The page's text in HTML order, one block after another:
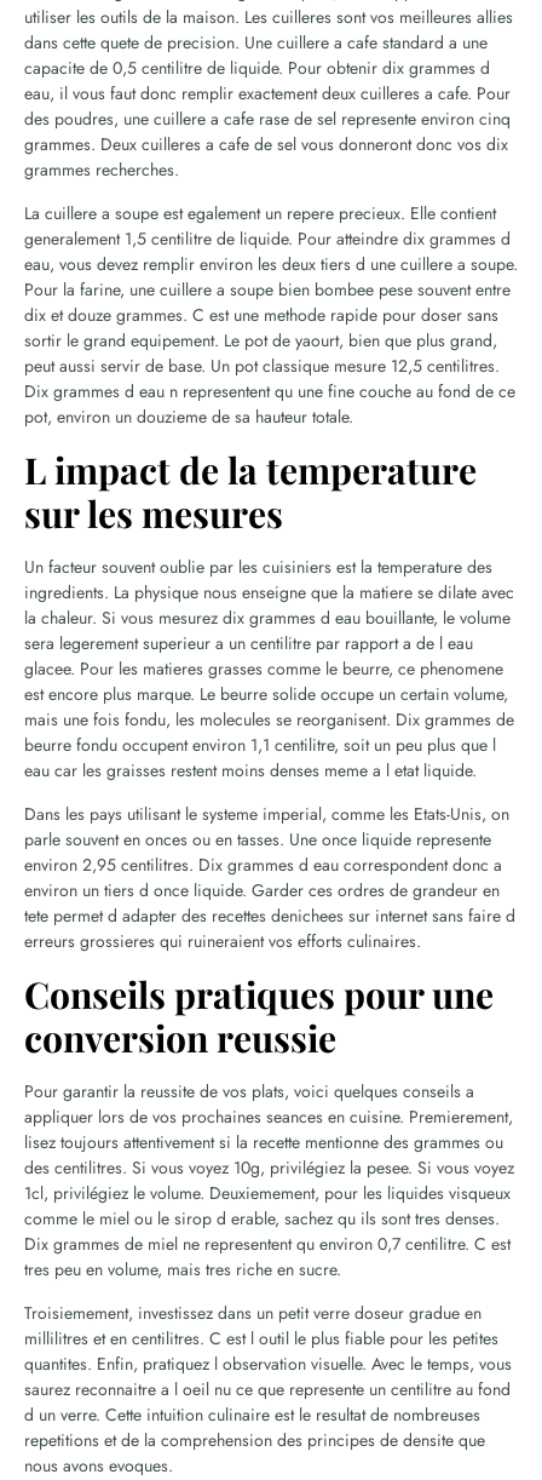
utiliser les outils de la maison. Les cuilleres sont vos meilleures allies
dans cette quete de precision. Une cuillere a cafe standard a une
capacite de 0,5 centilitre de liquide. Pour obtenir dix grammes d
eau, il vous faut donc remplir exactement deux cuilleres a cafe. Pour
des poudres, une cuillere a cafe rase de sel represente environ cinq
grammes. Deux cuilleres a cafe de sel vous donneront donc vos dix
grammes recherches.
La cuillere a soupe est egalement un repere precieux. Elle contient
generalement 1,5 centilitre de liquide. Pour atteindre dix grammes d
eau, vous devez remplir environ les deux tiers d une cuillere a soupe.
Pour la farine, une cuillere a soupe bien bombee pese souvent entre
dix et douze grammes. C est une methode rapide pour doser sans
sortir le grand equipement. Le pot de yaourt, bien que plus grand,
peut aussi servir de base. Un pot classique mesure 12,5 centilitres.
Dix grammes d eau n representent qu une fine couche au fond de ce
pot, environ un douzieme de sa hauteur totale.
L impact de la temperature
sur les mesures
Un facteur souvent oublie par les cuisiniers est la temperature des
ingredients. La physique nous enseigne que la matiere se dilate avec
la chaleur. Si vous mesurez dix grammes d eau bouillante, le volume
sera legerement superieur a un centilitre par rapport a de l eau
glacee. Pour les matieres grasses comme le beurre, ce phenomene
est encore plus marque. Le beurre solide occupe un certain volume,
mais une fois fondu, les molecules se reorganisent. Dix grammes de
beurre fondu occupent environ 1,1 centilitre, soit un peu plus que l
eau car les graisses restent moins denses meme a l etat liquide.
Dans les pays utilisant le systeme imperial, comme les Etats-Unis, on
parle souvent en onces ou en tasses. Une once liquide represente
environ 2,95 centilitres. Dix grammes d eau correspondent donc a
environ un tiers d once liquide. Garder ces ordres de grandeur en
tete permet d adapter des recettes denichees sur internet sans faire d
erreurs grossieres qui ruineraient vos efforts culinaires.
Conseils pratiques pour une
conversion reussie
Pour garantir la reussite de vos plats, voici quelques conseils a
appliquer lors de vos prochaines seances en cuisine. Premierement,
lisez toujours attentivement si la recette mentionne des grammes ou
des centilitres. Si vous voyez 10g, privilégiez la pesee. Si vous voyez
1cl, privilégiez le volume. Deuxiemement, pour les liquides visqueux
comme le miel ou le sirop d erable, sachez qu ils sont tres denses.
Dix grammes de miel ne representent qu environ 0,7 centilitre. C est
tres peu en volume, mais tres riche en sucre.
Troisiemement, investissez dans un petit verre doseur gradue en
millilitres et en centilitres. C est l outil le plus fiable pour les petites
quantites. Enfin, pratiquez l observation visuelle. Avec le temps, vous
saurez reconnaitre a l oeil nu ce que represente un centilitre au fond
d un verre. Cette intuition culinaire est le resultat de nombreuses
repetitions et de la comprehension des principes de densite que
nous avons evoques.